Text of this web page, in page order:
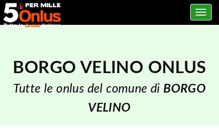
Toggle
BORGO VELINO ONLUS
Tutte le onlus del comune di BORGO
VELINO